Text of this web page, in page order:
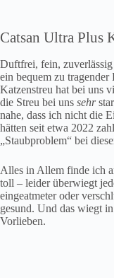
Catsan Ultra Plus
Duftfrei, fein,
ein bequem zu
Katzenstreu hat bei uns
die Streu bei uns sehr
nahe, dass ich nicht die
hätten seit etwa 2022
„Staubproblem“ bei
Alles in Allem finde ich
toll – leider überwiegt
eingeatmeter oder
gesund. Und das wiegt
Vorlieben.